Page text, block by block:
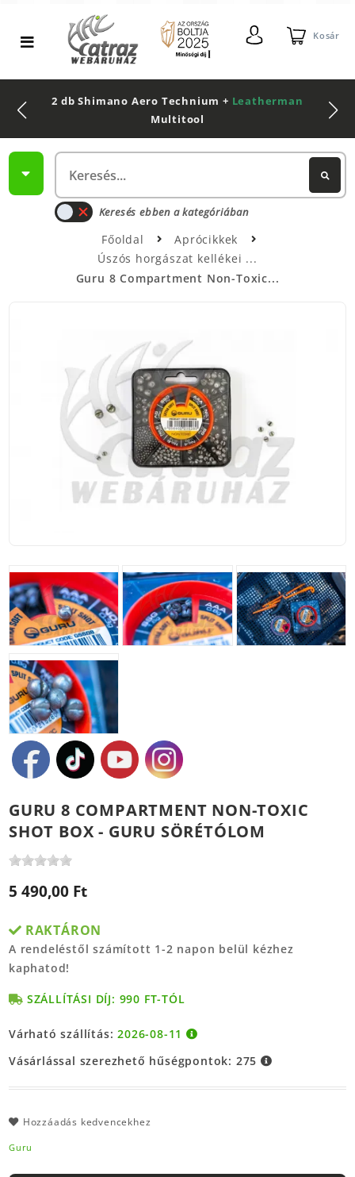
Kosár
2 db Shimano Aero Technium + Leatherman
Multitool
Keresés ebben a kategóriában
Főoldal
Aprócikkek
Úszós horgászat kellékei
Guru 8 Compartment Non-Toxic...
GURU 8 COMPARTMENT NON-TOXIC
SHOT BOX - GURU SÖRÉTÓLOM
5 490,00 Ft
RAKTÁRON
A rendeléstől számított 1-2 napon belül kézhez
kaphatod!
SZÁLLÍTÁSI DÍJ: 990 FT-TÓL
Várható szállítás:2026-08-11
Vásárlással szerezhető hűségpontok: 275
Hozzáadás kedvencekhez
Guru